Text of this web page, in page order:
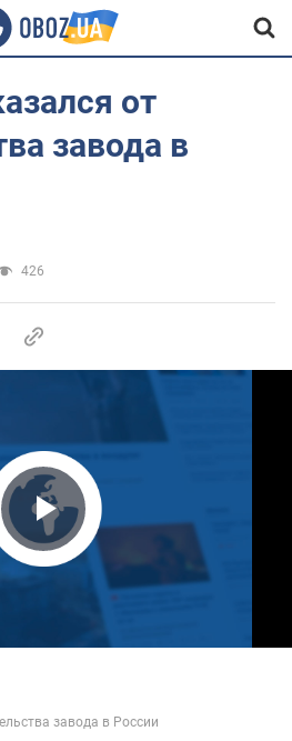
от
завода в
426
Play Video